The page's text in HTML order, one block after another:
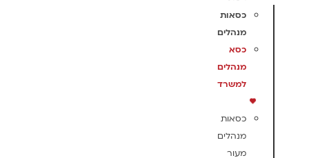
כסאות
מנהלים
כסא
מנהלים
למשרד
כסאות
מנהלים
מעור